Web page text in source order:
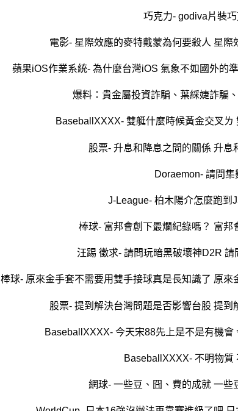
巧克力- godiva片裝
電影- 星際效應的麥特戴蒙為何要殺人 星際
蘋果iOS作業系統- 為什麼台灣iOS 氣象不如國外的
爆料：貴金屬投資詐騙、葉綵婕詐騙
BaseballXXXX- 雙艇什麼時候黃金交叉ㄌ
股票- 升息和降息之間的關係 升息
Doraemon- 請問集
J-League- 柏木陽介怎麼跑到
棒球- 富邦會創下最爛紀錄嗎？ 富邦
汪踢 徵求- 請問玩暗黑破壞神D2R
棒球- 原來金手套不需要用雙手接球真是長知識了 原
股票- 提到解決台灣問題是否影響台股 提到
BaseballXXXX- 今天宋88先上是不是有機
BaseballXXXX- 不明物質
網球- 一些豆、囧、費的成就 一些